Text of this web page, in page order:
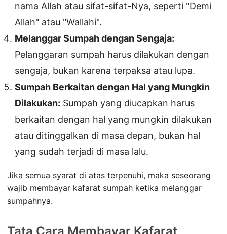
nama Allah atau sifat-sifat-Nya, seperti "Demi
Allah" atau "Wallahi".
Melanggar Sumpah dengan Sengaja:
Pelanggaran sumpah harus dilakukan dengan
sengaja, bukan karena terpaksa atau lupa.
Sumpah Berkaitan dengan Hal yang Mungkin
Dilakukan: Sumpah yang diucapkan harus
berkaitan dengan hal yang mungkin dilakukan
atau ditinggalkan di masa depan, bukan hal
yang sudah terjadi di masa lalu.
Jika semua syarat di atas terpenuhi, maka seseorang
wajib membayar kafarat sumpah ketika melanggar
sumpahnya.